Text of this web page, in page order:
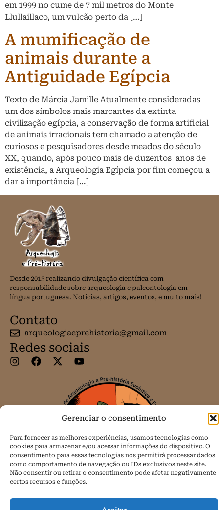
Gerenciar o consentimento
Para fornecer as melhores experiências, usamos tecnologias como
cookies para armazenar e/ou acessar informações do dispositivo. O
consentimento para essas tecnologias nos permitirá processar dados
como comportamento de navegação ou IDs exclusivos neste site.
Não consentir ou retirar o consentimento pode afetar negativamente
certos recursos e funções.
em 1999 no cume de 7 mil metros do Monte
Llullaillaco, um vulcão perto da […]
A mumificação de
animais durante a
Antiguidade Egípcia
Texto de Márcia Jamille Atualmente consideradas
um dos símbolos mais marcantes da extinta
civilização egípcia, a conservação de forma artificial
de animais irracionais tem chamado a atenção de
curiosos e pesquisadores desde meados do século
XX, quando, após pouco mais de duzentos anos de
existência, a Arqueologia Egípcia por fim começou a
dar a importância […]
Desde 2013 realizando divulgação científica com
responsabilidade sobre arqueologia e paleontologia em
língua portuguesa. Notícias, artigos, eventos, e muito mais!
Contato
arqueologiaeprehistoria@gmail.com
Redes sociais